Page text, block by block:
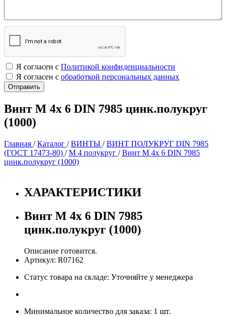
Я согласен с Политикой конфиденциальности
Я согласен с обработкой персональных данных
Винт М 4х 6 DIN 7985 цинк.полукруг
(1000)
Главная /Каталог /ВИНТЫ /ВИНТ ПОЛУКРУГ DIN 7985
(ГОСТ 17473-80) /М 4 полукруг /Винт М 4х 6 DIN 7985
цинк.полукруг (1000)
ХАРАКТЕРИСТИКИ
Винт М 4х 6 DIN 7985
цинк.полукруг (1000)
Описание готовится.
Артикул: R07162
Статус товара на складе: Уточняйте у менеджера
Минимальное количество для заказа: 1 шт.